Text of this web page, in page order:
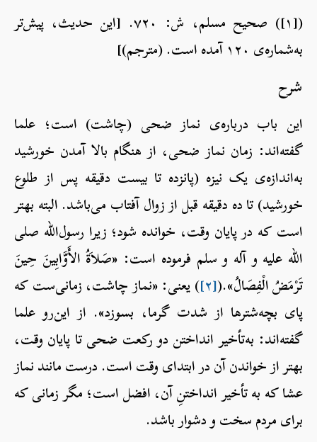
([۱]) صحیح مسلم، ش: ۷۲۰. [این حدیث، پیش‌تر
به‌شماره‌ی ۱۲۰ آمده است. (مترجم)]
شرح
این باب درباره‌ی نماز ضحی (چاشت) است؛ علما
گفته‌اند: زمان نماز ضحی، از هنگام بالا آمدن خورشید
به‌اندازه‌ی یک نیزه (پانزده تا بیست دقیقه پس از طلوع
خورشید) تا ده دقیقه قبل از زوال آفتاب می‌باشد. البته بهتر
است که در پایان وقت، خوانده شود؛ زیرا رسول‌الله صلی
الله علیه و آله و سلم فرموده است: «صَلاَةُ الأَوَّابِينَ حِينَ
تَرْمَضُ الْفِصَالُ».([۲] ) یعنی: «نماز چاشت، زمانی‌ست که
پای بچه‌شترها از شدت گرما، بسوزد». از این‌رو علما
گفته‌اند: به‌تأخیر انداختن دو رکعت ضحی تا پایان وقت،
بهتر از خواندن آن در ابتدای وقت است. درست مانند نماز
عشا که به تأخیر انداختنِ آن، افضل است؛ مگر زمانی که
برای مردم سخت و دشوار باشد.